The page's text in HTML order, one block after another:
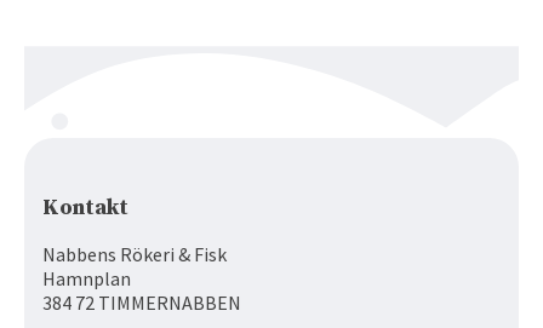
Kontakt
Nabbens Rökeri & Fisk
Hamnplan
384 72 TIMMERNABBEN